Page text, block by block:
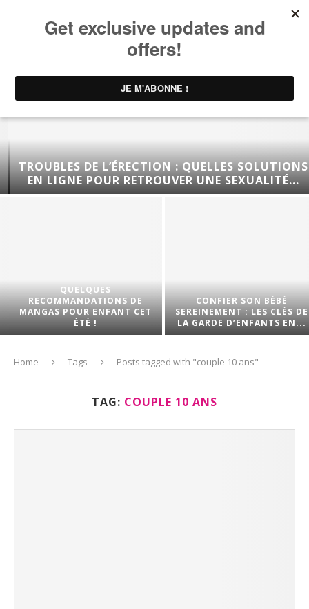
TROUBLES DE L’ÉRECTION : QUELLES SOLUTIONS
EN LIGNE POUR RETROUVER UNE SEXUALITÉ...
QUELQUES
RECOMMANDATIONS DE
MANGAS POUR ENFANT CET
ÉTÉ !
CONFIER SON BÉBÉ
SEREINEMENT : LES CLÉS DE
LA GARDE D’ENFANTS EN...
Home Tags Posts tagged with "couple 10 ans"
TAG: COUPLE 10 ANS